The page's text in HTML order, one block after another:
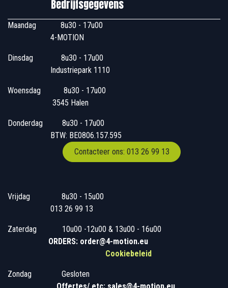
Bedrijfsgegevens
Maandag
​8u30 - 17u00
4-MOTION
Dinsdag
​8u30 - 17u00
Industriepark 1110
Woensdag
​​​ 8u30 - 17u00
3545 Halen
Donderdag
​​8u30 - 17u00
BTW: BE0806.157.595
Contacteer ons: 013 26 99 13
Vrijdag
​8u30 - 15u00
013 26 99 13
Zaterdag
​10u00 -12u00 & 13u00 - 16u00
ORDERS: order@4-motion.eu
Cookiebeleid
Zondag
​​Gesloten